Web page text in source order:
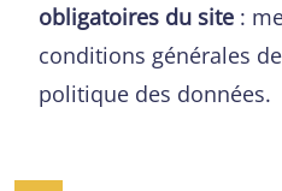
obligatoires du site :
conditions générales
politique des données.